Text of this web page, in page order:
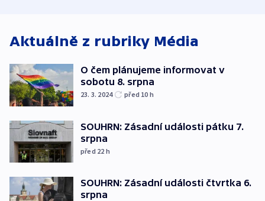
Aktuálně z rubriky Média
O čem plánujeme informovat v
sobotu 8. srpna
23. 3. 2024 před 10 h
SOUHRN: Zásadní události pátku 7.
srpna
před 22 h
SOUHRN: Zásadní události čtvrtka 6.
srpna